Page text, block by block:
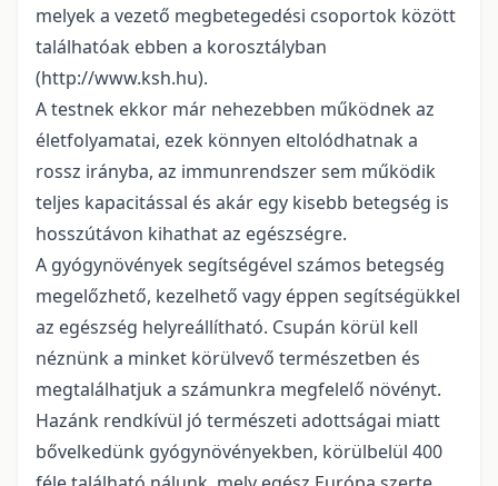
melyek a vezető megbetegedési csoportok között
találhatóak ebben a korosztályban
(http://www.ksh.hu).
A testnek ekkor már nehezebben működnek az
életfolyamatai, ezek könnyen eltolódhatnak a
rossz irányba, az immunrendszer sem működik
teljes kapacitással és akár egy kisebb betegség is
hosszútávon kihathat az egészségre.
A gyógynövények segítségével számos betegség
megelőzhető, kezelhető vagy éppen segítségükkel
az egészség helyreállítható. Csupán körül kell
néznünk a minket körülvevő természetben és
megtalálhatjuk a számunkra megfelelő növényt.
Hazánk rendkívül jó természeti adottságai miatt
bővelkedünk gyógynövényekben, körülbelül 400